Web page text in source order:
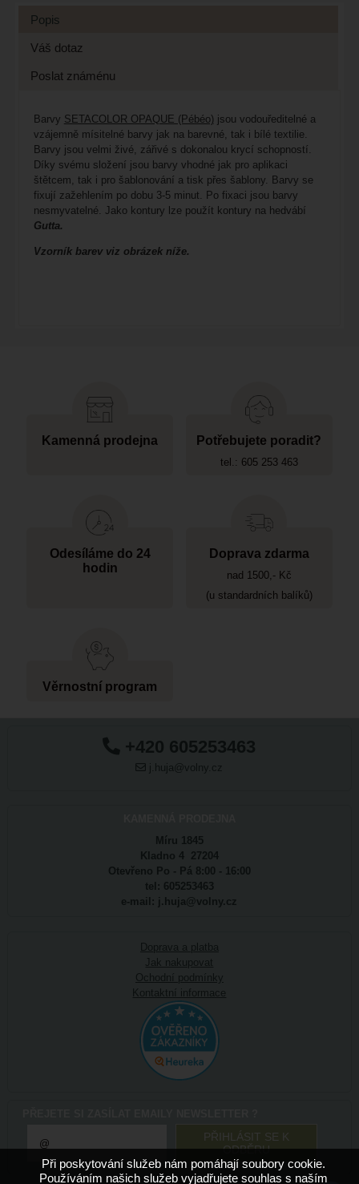
Popis
Váš dotaz
Poslat známénu
Barvy SETACOLOR OPAQUE (Pébéo) jsou vodouředitelné a
vzájemně mísitelné barvy jak na barevné, tak i bílé textilie.
Barvy jsou velmi živé, zářivé s dokonalou krycí schopností.
Díky svému složení jsou barvy vhodné jak pro aplikaci
štětcem, tak i pro šablonování a tisk přes šablony. Barvy se
fixují zažehlením po dobu 3-5 minut. Po fixaci jsou barvy
nesmyvatelné. Jako kontury lze použít kontury na hedvábí
Gutta.
Vzorník barev viz obrázek níže.
Kamenná prodejna Potřebujete poradit?
tel.: 605 253 463
Odesíláme do 24
hodin
Doprava zdarma
nad 1500,- Kč
(u standardních balíků)
Věrnostní program
+420 605253463
j.huja@volny.cz
Míru 1845
Kladno 4 27204
Otevřeno Po - Pá 8:00 - 16:00
tel: 605253463
e-mail: j.huja@volny.cz
Doprava a platba
Jak nakupovat
Ochodní podmínky
Kontaktní informace
Při poskytování služeb nám pomáhají soubory cookie.
Používáním našich služeb vyjadřujete souhlas s naším